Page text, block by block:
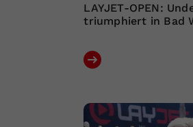
LAYJET-OPEN:
triumphiert in Bad